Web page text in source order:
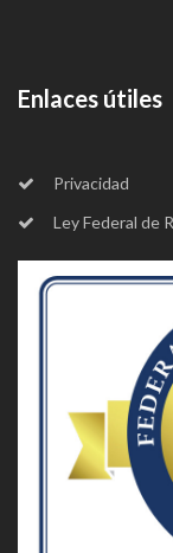
Enlaces útiles
Privacidad
Ley Federal de